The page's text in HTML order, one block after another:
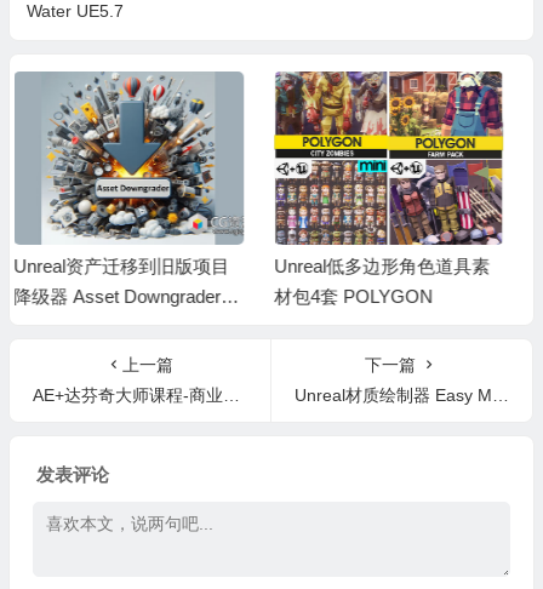
Water UE5.7
Unreal低多边形角色道具素
材包4套 POLYGON
Unreal 动画修改工具 Animat
ion Tools Bundle v2.0 UE5.2-
上一篇
AE+达芬奇大师课程-商业级汽车视频拍摄运镜剪辑特效调色基础到专业全流程+中文字幕
下一篇
Unreal材质绘制器 Easy Mapper UE5.7
发表评论